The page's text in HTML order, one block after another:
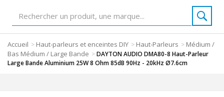
Accueil > Haut-parleurs et enceintes DIY > Haut-Parleurs > Médium /
Bas Médium / Large Bande >DAYTON AUDIO DMA80-8 Haut-Parleur
Large Bande Aluminium 25W 8 Ohm 85dB 90Hz - 20kHz Ø7.6cm